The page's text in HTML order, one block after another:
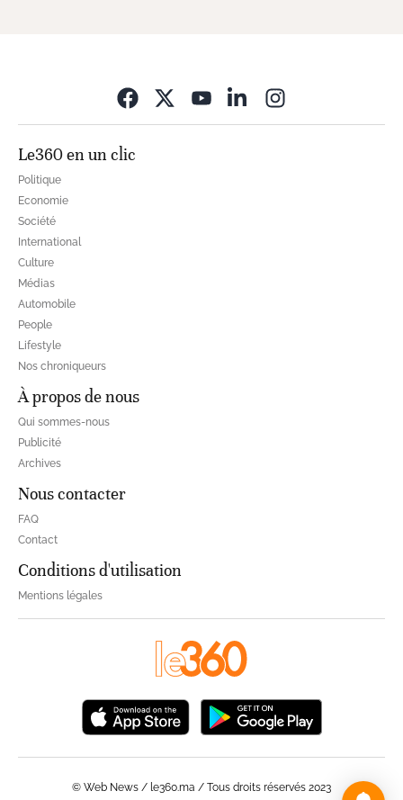
Le360 en un clic
Politique
Economie
Société
International
Culture
Médias
Automobile
People
Lifestyle
Nos chroniqueurs
À propos de nous
Qui sommes-nous
Publicité
Archives
Nous contacter
FAQ
Contact
Conditions d'utilisation
Mentions légales
© Web News / le360.ma / Tous droits réservés 2023